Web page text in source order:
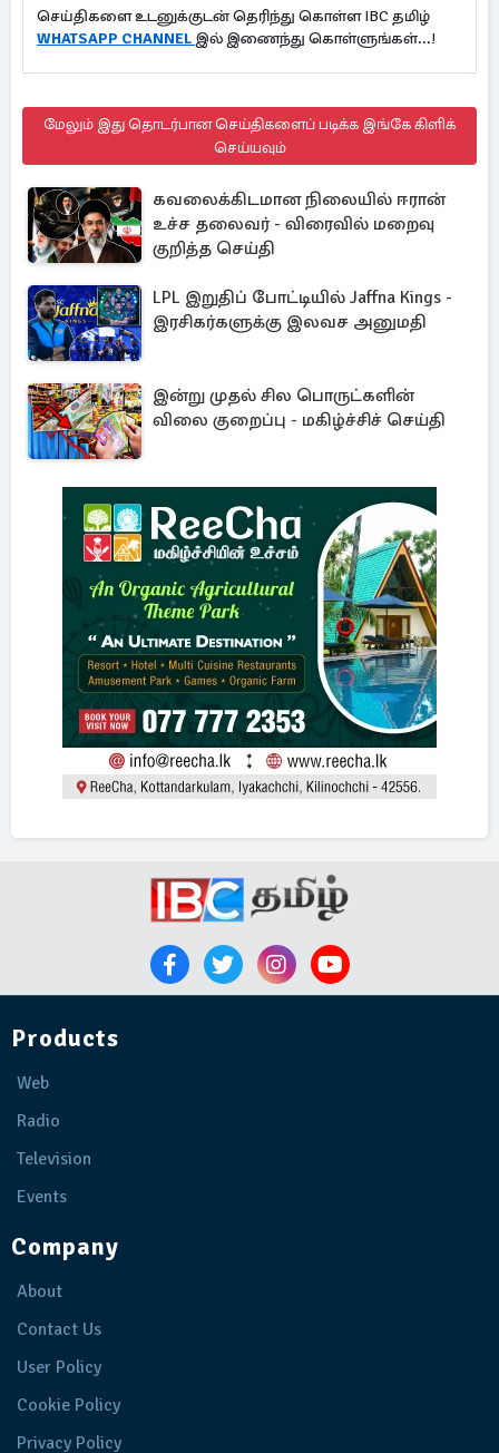
செய்திகளை உடனுக்குடன் தெரிந்து கொள்ள IBC தமிழ்
WHATSAPP CHANNEL இல் இணைந்து கொள்ளுங்கள்...!
மேலும் இது தொடர்பான செய்திகளைப் படிக்க இங்கே கிளிக்
செய்யவும்
கவலைக்கிடமான நிலையில் ஈரான்
உச்ச தலைவர் - விரைவில் மறைவு
குறித்த செய்தி
LPL இறுதிப் போட்டியில் Jaffna Kings -
இரசிகர்களுக்கு இலவச அனுமதி
இன்று முதல் சில பொருட்களின்
விலை குறைப்பு - மகிழ்ச்சிச் செய்தி
Products
Web
Radio
Television
Events
Company
About
Contact Us
User Policy
Cookie Policy
Privacy Policy